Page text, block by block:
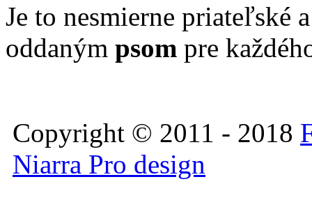
Je to nesmierne priateľské
oddaným psom pre
Copyright © 2011 - 2018
Niarra Pro design